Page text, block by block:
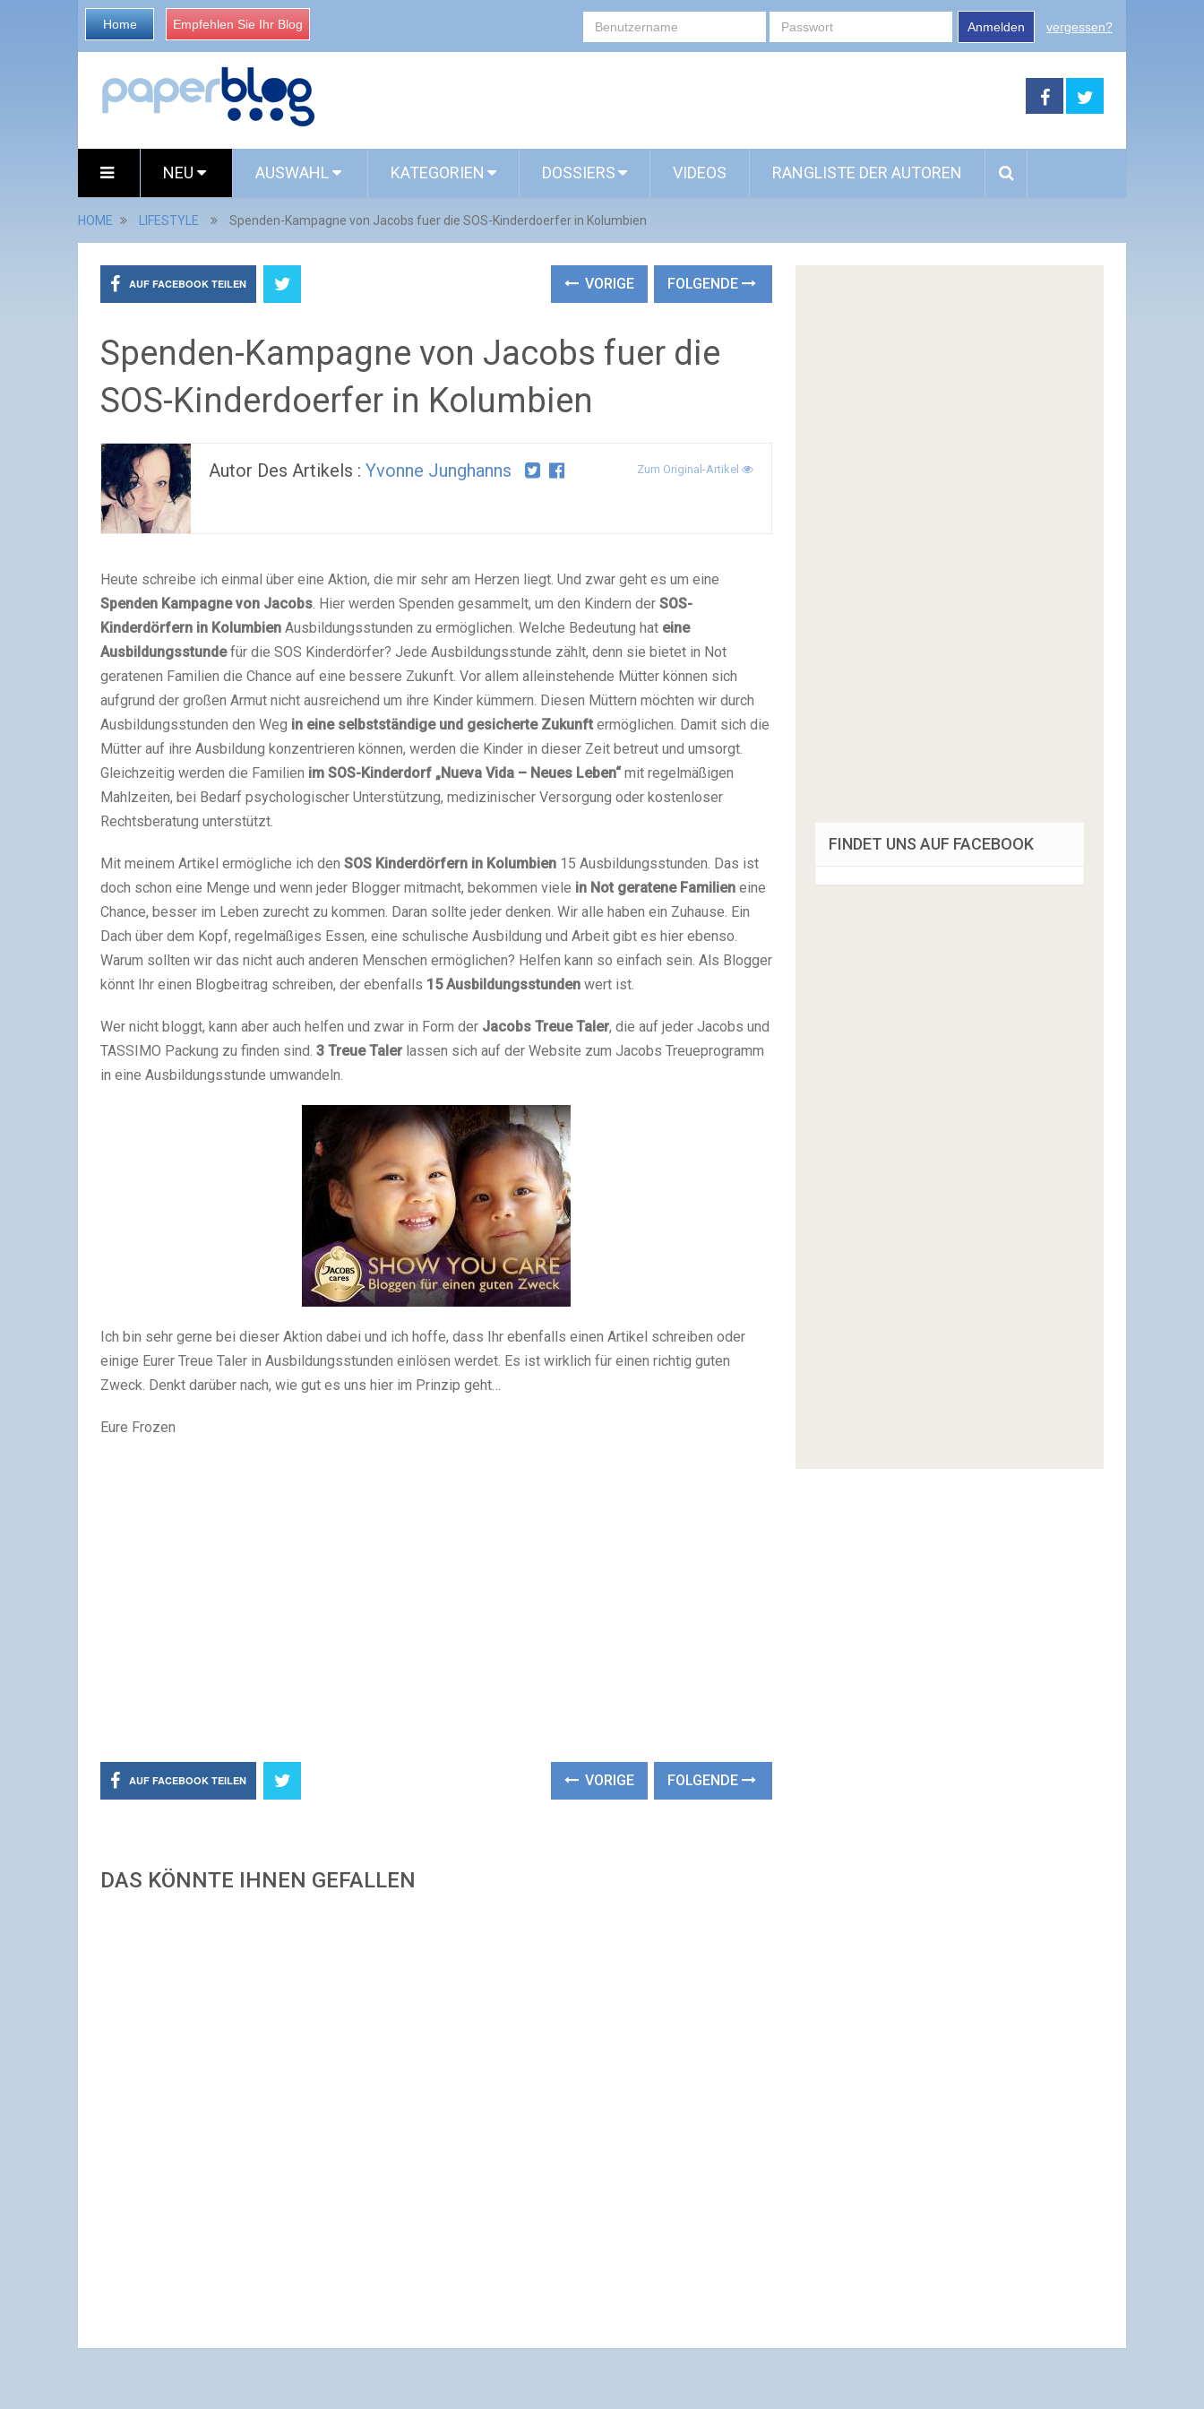
Home Empfehlen Sie Ihr Blog Anmelden vergessen?
NEU AUSWAHL KATEGORIEN DOSSIERS VIDEOS RANGLISTE DER AUTOREN
HOME LIFESTYLE Spenden-Kampagne von Jacobs fuer die SOS-Kinderdoerfer in Kolumbien
AUF FACEBOOK TEILEN VORIGE FOLGENDE
Spenden-Kampagne von Jacobs fuer die
SOS-Kinderdoerfer in Kolumbien
Autor Des Artikels : Yvonne Junghanns Zum Original-Artikel
Heute schreibe ich einmal über eine Aktion, die mir sehr am Herzen liegt. Und zwar geht es um eine
Spenden Kampagne von Jacobs. Hier werden Spenden gesammelt, um den Kindern der SOS-
Kinderdörfern in Kolumbien Ausbildungsstunden zu ermöglichen. Welche Bedeutung hat eine
Ausbildungsstundefür die SOS Kinderdörfer? Jede Ausbildungsstunde zählt, denn sie bietet in Not
geratenen Familien die Chance auf eine bessere Zukunft. Vor allem alleinstehende Mütter können sich
aufgrund der großen Armut nicht ausreichend um ihre Kinder kümmern. Diesen Müttern möchten wir durch
Ausbildungsstunden den Weg in eine selbstständige und gesicherte Zukunft ermöglichen. Damit sich die
Mütter auf ihre Ausbildung konzentrieren können, werden die Kinder in dieser Zeit betreut und umsorgt.
Gleichzeitig werden die Familien im SOS-Kinderdorf „Nueva Vida – Neues Leben“mit regelmäßigen
Mahlzeiten, bei Bedarf psychologischer Unterstützung, medizinischer Versorgung oder kostenloser
Rechtsberatung unterstützt.
Mit meinem Artikel ermögliche ich den SOS Kinderdörfern in Kolumbien 15 Ausbildungsstunden. Das ist
doch schon eine Menge und wenn jeder Blogger mitmacht, bekommen viele in Not geratene Familien eine
Chance, besser im Leben zurecht zu kommen. Daran sollte jeder denken. Wir alle haben ein Zuhause. Ein
Dach über dem Kopf, regelmäßiges Essen, eine schulische Ausbildung und Arbeit gibt es hier ebenso.
Warum sollten wir das nicht auch anderen Menschen ermöglichen? Helfen kann so einfach sein. Als Blogger
könnt Ihr einen Blogbeitrag schreiben, der ebenfalls 15 Ausbildungsstunden wert ist.
Wer nicht bloggt, kann aber auch helfen und zwar in Form der Jacobs Treue Taler, die auf jeder Jacobs und
TASSIMO Packung zu finden sind. 3 Treue Taler lassen sich auf der Website zum Jacobs Treueprogramm
in eine Ausbildungsstunde umwandeln.
Ich bin sehr gerne bei dieser Aktion dabei und ich hoffe, dass Ihr ebenfalls einen Artikel schreiben oder
einige Eurer Treue Taler in Ausbildungsstunden einlösen werdet. Es ist wirklich für einen richtig guten
Zweck. Denkt darüber nach, wie gut es uns hier im Prinzip geht…
Eure Frozen
AUF FACEBOOK TEILEN VORIGE FOLGENDE
DAS KÖNNTE IHNEN GEFALLEN
FINDET UNS AUF FACEBOOK